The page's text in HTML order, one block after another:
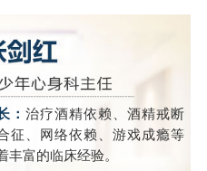
：治疗酒精依赖、酒精戒断
征、网络依赖、游戏成瘾等
丰富的临床经验。